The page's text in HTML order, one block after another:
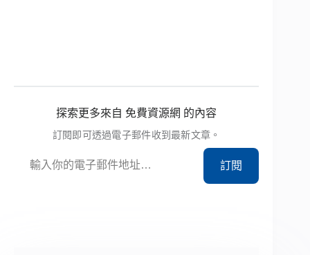
探索更多來自 免費資源網 的內容
訂閱即可透過電子郵件收到最新文章。
訂閱